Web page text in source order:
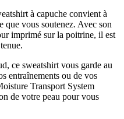
à capuche convient à
que vous soutenez. Avec son
imprimé sur la poitrine, il est
ce sweatshirt vous garde au
entraînements ou de vos
Transport System
de votre peau pour vous